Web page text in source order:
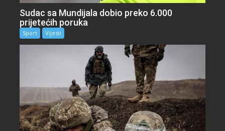
Sudac sa Mundijala dobio preko 6.000
prijetećih poruka
Sport Vijesti